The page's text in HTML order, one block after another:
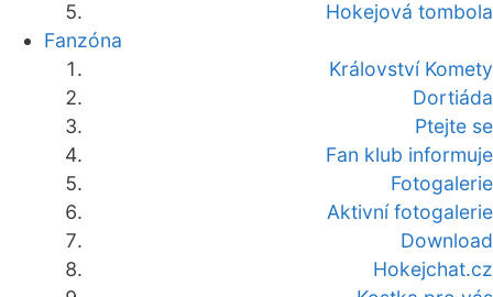
Hokejová tombola
Fanzóna
Království Komety
Dortiáda
Ptejte se
Fan klub informuje
Fotogalerie
Aktivní fotogalerie
Download
Hokejchat.cz